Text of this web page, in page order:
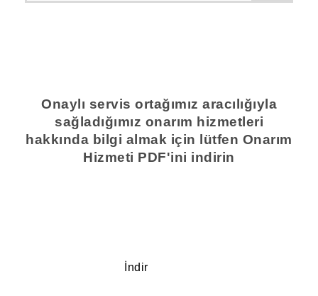
Onaylı servis ortağımız aracılığıyla
sağladığımız onarım hizmetleri
hakkında bilgi almak için lütfen Onarım
Hizmeti PDF'ini indirin
İndir